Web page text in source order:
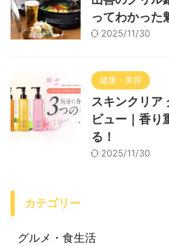
ってわかった
2025/11/30
健康・美容
スキンクリア
ビュー｜香り
る！
2025/11/30
カテゴリー
グルメ・食生活